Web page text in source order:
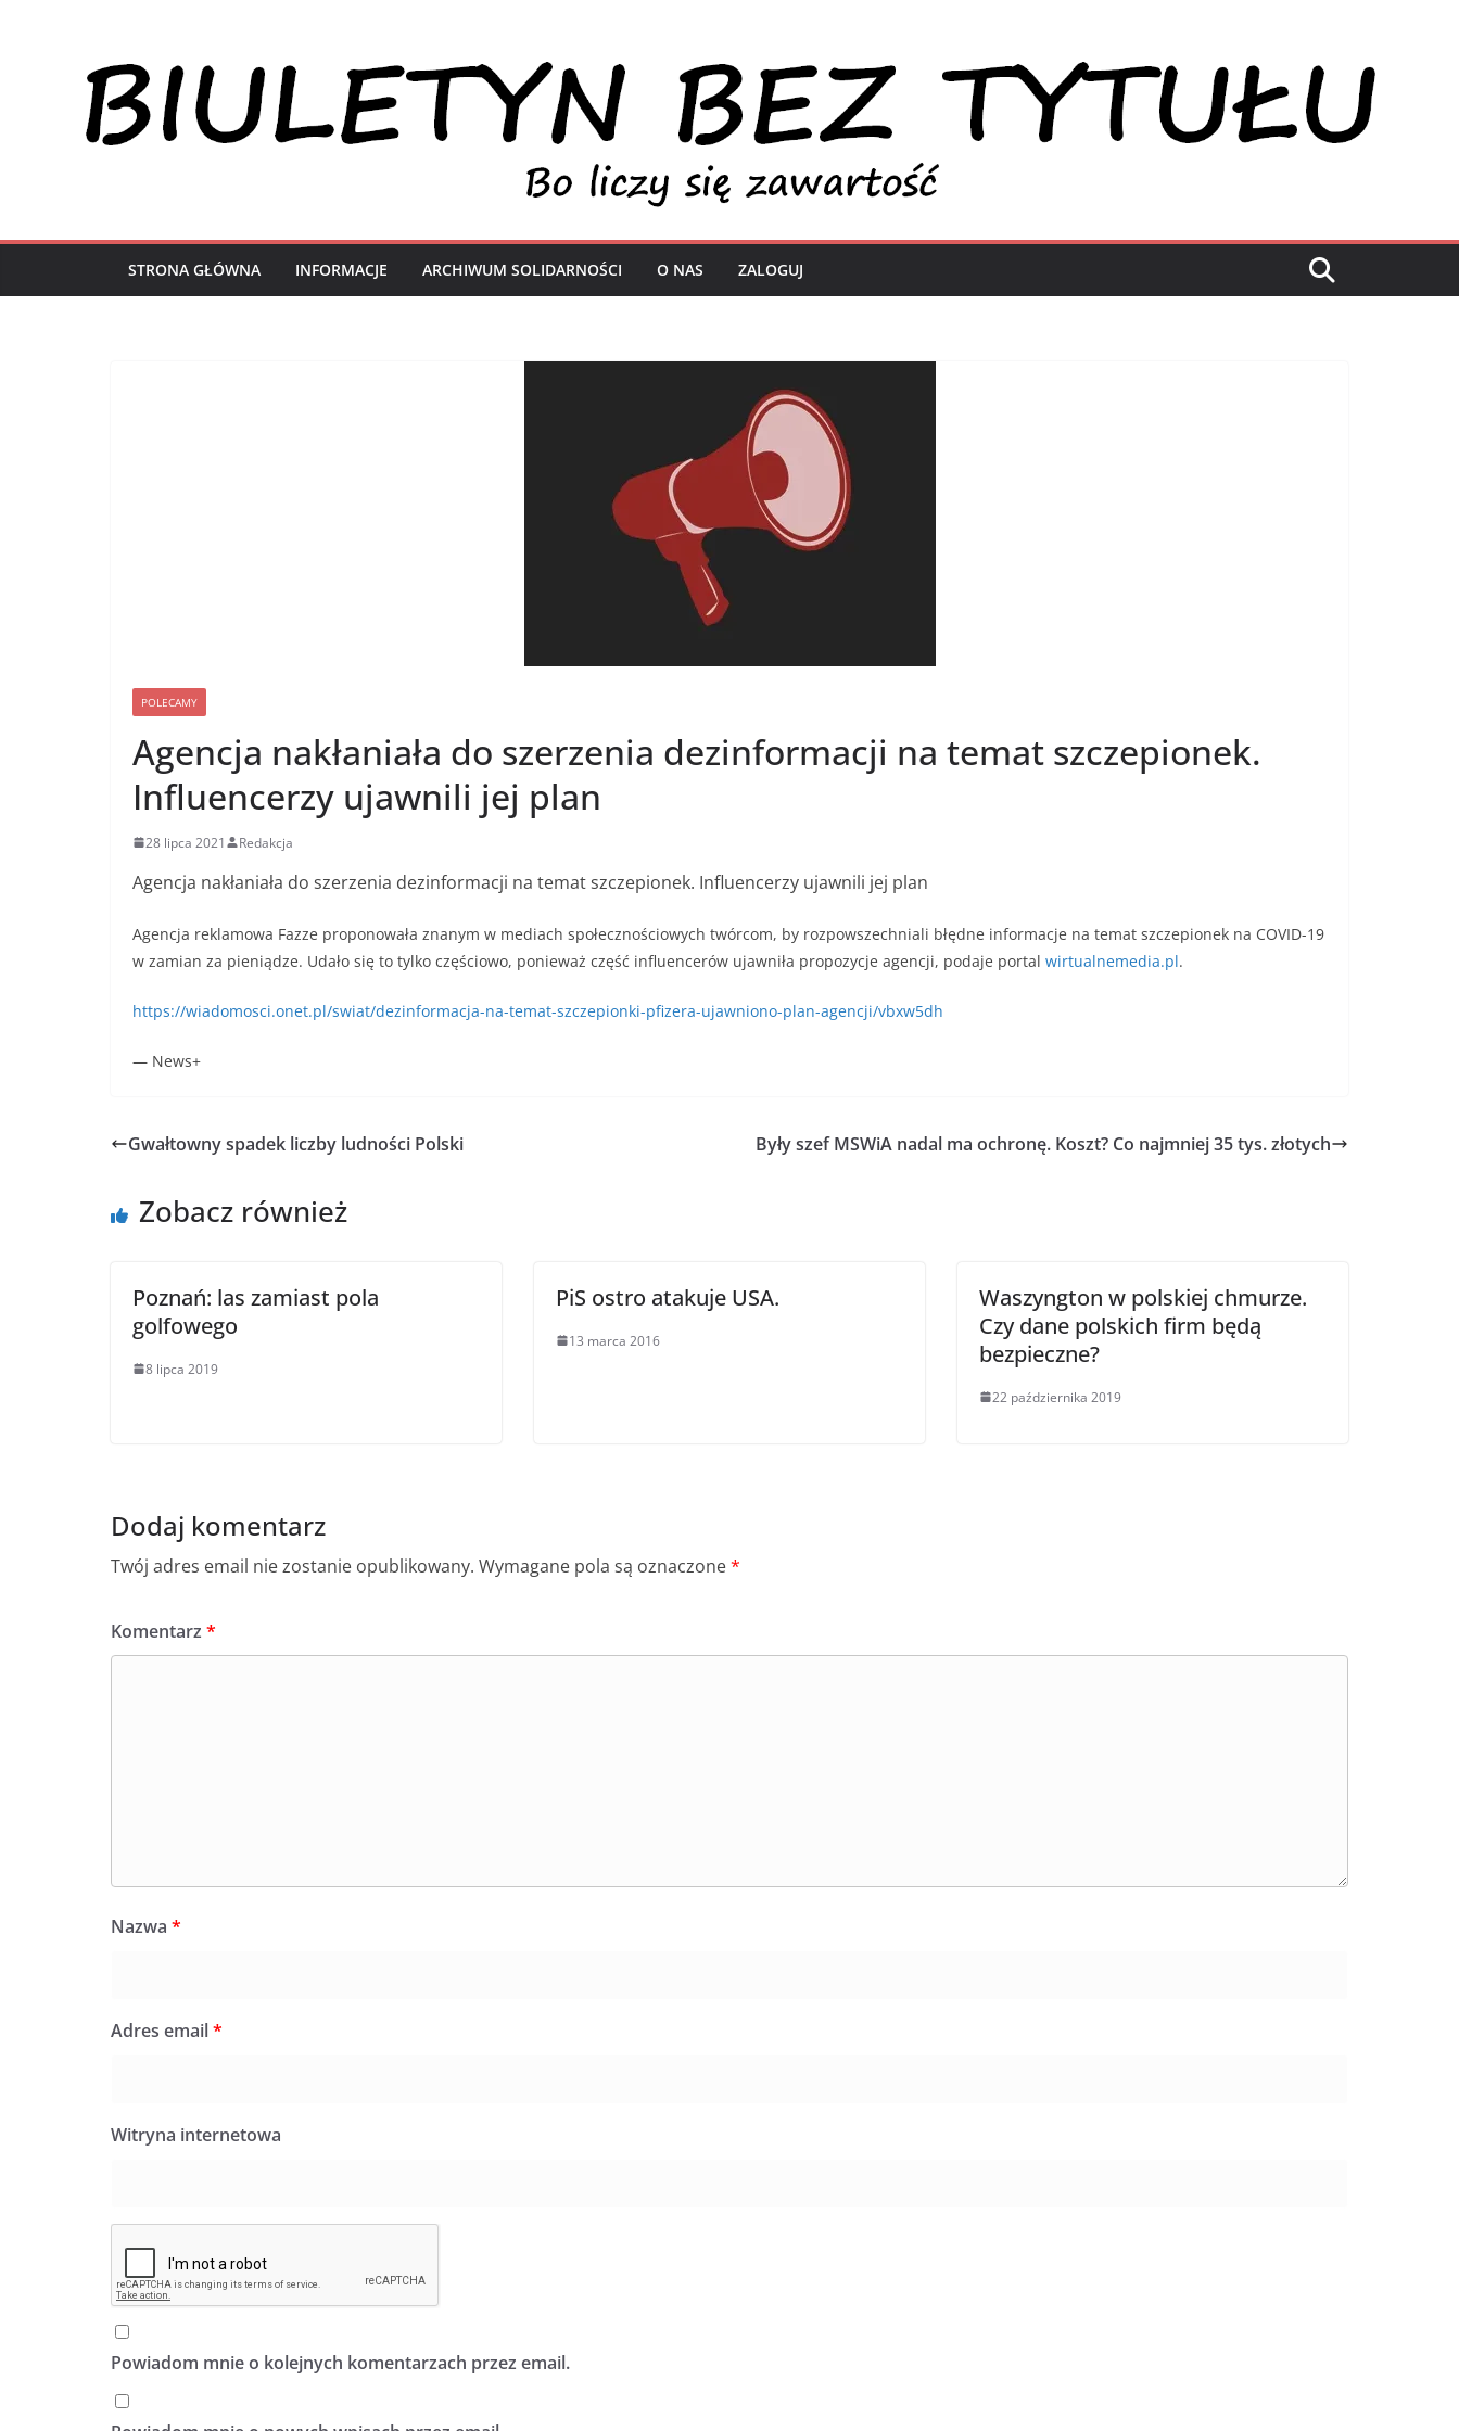
STRONA GŁÓWNA INFORMACJE ARCHIWUM SOLIDARNOŚCI O NAS ZALOGUJ
POLECAMY
Agencja nakłaniała do szerzenia dezinformacji na temat szczepionek.
Influencerzy ujawnili jej plan
28 lipca 2021 Redakcja
Agencja nakłaniała do szerzenia dezinformacji na temat szczepionek. Influencerzy ujawnili jej plan
Agencja reklamowa Fazze proponowała znanym w mediach społecznościowych twórcom, by rozpowszechniali błędne informacje na temat szczepionek na COVID-19
w zamian za pieniądze. Udało się to tylko częściowo, ponieważ część influencerów ujawniła propozycje agencji, podaje portal wirtualnemedia.pl.
https://wiadomosci.onet.pl/swiat/dezinformacja-na-temat-szczepionki-pfizera-ujawniono-plan-agencji/vbxw5dh
— News+
Gwałtowny spadek liczby ludności Polski Były szef MSWiA nadal ma ochronę. Koszt? Co najmniej 35 tys. złotych
Zobacz również
Poznań: las zamiast pola
golfowego
8 lipca 2019
PiS ostro atakuje USA.
13 marca 2016
Waszyngton w polskiej chmurze.
Czy dane polskich firm będą
bezpieczne?
22 października 2019
Dodaj komentarz
Twój adres email nie zostanie opublikowany. Wymagane pola są oznaczone*
Komentarz *
Nazwa *
Adres email*
Witryna internetowa
Powiadom mnie o kolejnych komentarzach przez email.